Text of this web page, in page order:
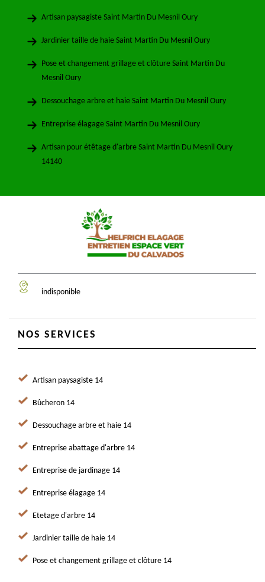
Artisan paysagiste Saint Martin Du Mesnil Oury
Jardinier taille de haie Saint Martin Du Mesnil Oury
Pose et changement grillage et clôture Saint Martin Du
Mesnil Oury
Dessouchage arbre et haie Saint Martin Du Mesnil Oury
Entreprise élagage Saint Martin Du Mesnil Oury
Artisan pour étêtage d'arbre Saint Martin Du Mesnil Oury
14140
indisponible
NOS SERVICES
Artisan paysagiste 14
Bûcheron 14
Dessouchage arbre et haie 14
Entreprise abattage d'arbre 14
Entreprise de jardinage 14
Entreprise élagage 14
Etetage d'arbre 14
Jardinier taille de haie 14
Pose et changement grillage et clôture 14